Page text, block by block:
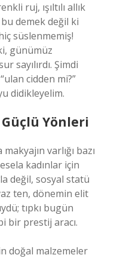
ruj, ışıltılı allık
demek değil ki
süslenmemiş!
günümüz
sayılırdı. Şimdi
cidden mi?”
didikleyelim.
Güçlü Yönleri
varlığı bazı
kadınlar için
değil, sosyal statü
ten, dönemin elit
tıpkı bugün
bir prestij aracı.
doğal malzemeler